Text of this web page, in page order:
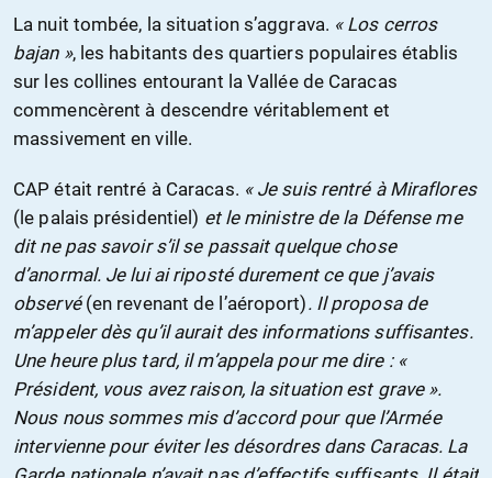
La nuit tombée, la situation s’aggrava. « Los cerros
bajan », les habitants des quartiers populaires établis
sur les collines entourant la Vallée de Caracas
commencèrent à descendre véritablement et
massivement en ville.
CAP était rentré à Caracas. « Je suis rentré à Miraflores
(le palais présidentiel) et le ministre de la Défense me
dit ne pas savoir s’il se passait quelque chose
d’anormal. Je lui ai riposté durement ce que j’avais
observé(en revenant de l’aéroport). Il proposa de
m’appeler dès qu’il aurait des informations suffisantes.
Une heure plus tard, il m’appela pour me dire : «
Président, vous avez raison, la situation est grave ».
Nous nous sommes mis d’accord pour que l’Armée
intervienne pour éviter les désordres dans Caracas. La